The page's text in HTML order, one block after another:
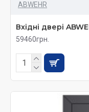
ABWEHR
Вхідні двері
59460грн.